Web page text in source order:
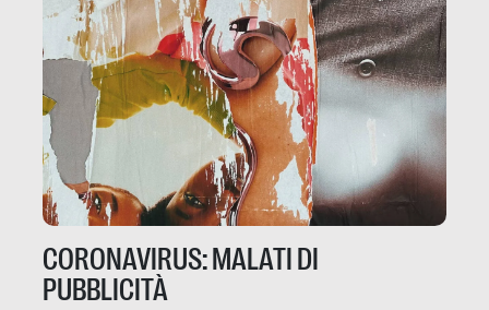
CORONAVIRUS: MALATI DI
PUBBLICITÀ